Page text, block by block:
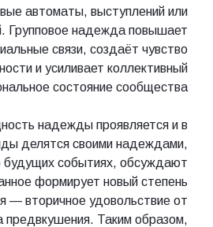
автоматы, выступлений или
Групповое надежда повышает
связи, создаёт чувство
и усиливает коллективный
состояние сообщества.
надежды проявляется и в
делятся своими надеждами,
будущих событиях, обсуждают
формирует новый степень
— вторичное удовольствие от
предвкушения. Таким образом,